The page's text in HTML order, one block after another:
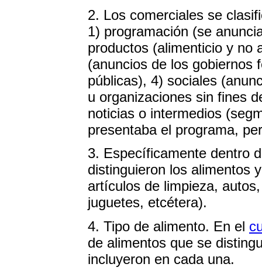
2. Los comerciales se
1) programación (se
productos (alimenticio y no
(anuncios de los gobiernos
públicas), 4) sociales
u organizaciones sin fines
noticias o intermedios
presentaba el programa,
3. Específicamente dentro
distinguieron los alimentos
artículos de limpieza,
juguetes, etcétera).
4. Tipo de alimento. En el
de alimentos que se
incluyeron en cada una.